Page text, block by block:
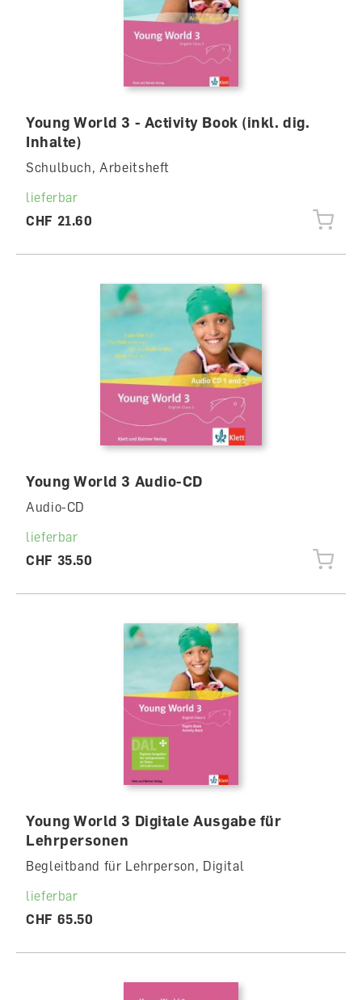
Young World 3 - Activity Book (inkl. dig.
Inhalte)
Schulbuch, Arbeitsheft
lieferbar
CHF 21.60
Young World 3 Audio-CD
Audio-CD
lieferbar
CHF 35.50
Young World 3 Digitale Ausgabe für
Lehrpersonen
Begleitband für Lehrperson, Digital
lieferbar
CHF 65.50